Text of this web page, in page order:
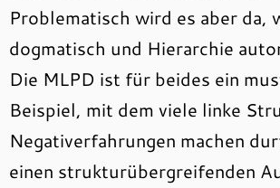
Problematisch wird es aber da,
dogmatisch und Hierarchie
Die MLPD ist für beides ein
Beispiel, mit dem viele linke
Negativerfahrungen machen
einen strukturübergreifenden